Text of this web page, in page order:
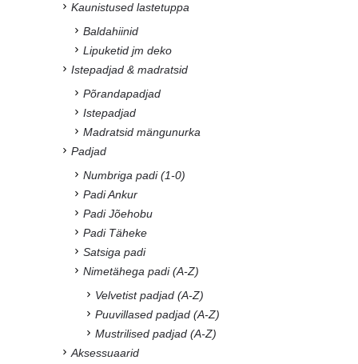
Kaunistused lastetuppa
Baldahiinid
Lipuketid jm deko
Istepadjad & madratsid
Põrandapadjad
Istepadjad
Madratsid mängunurka
Padjad
Numbriga padi (1-0)
Padi Ankur
Padi Jõehobu
Padi Täheke
Satsiga padi
Nimetähega padi (A-Z)
Velvetist padjad (A-Z)
Puuvillased padjad (A-Z)
Mustrilised padjad (A-Z)
Aksessuaarid